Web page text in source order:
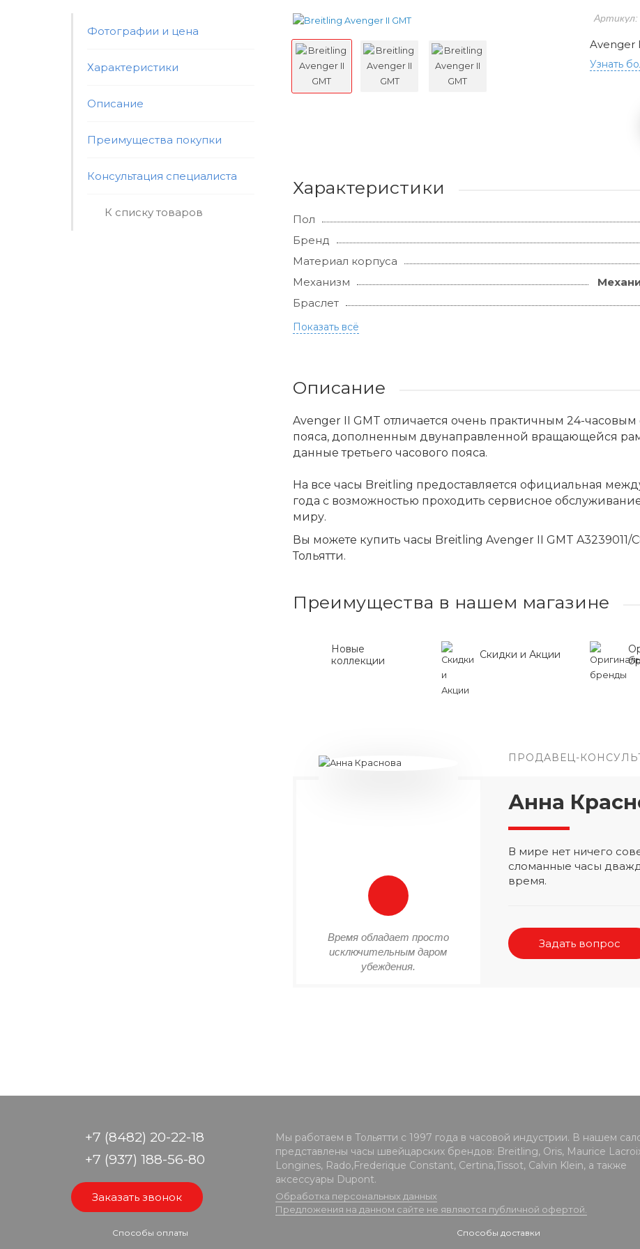
Фотографии и цена
Характеристики
Описание
Преимущества покупки
Консультация специалиста
К списку товаров
Артикул:
Avenger
Узнать
Характеристики
Пол
Бренд
Материал корпуса
Механизм
Браслет
Показать всё
Описание
Avenger II GMT отличается очень практичным 24-
пояса, дополненным двунаправленной вращающейся
данные третьего часового пояса.
На все часы Breitling предоставляется официальная
года с возможностью проходить сервисное
миру.
Вы можете купить часы Breitling Avenger II GMT A3239011/
Тольятти.
Преимущества в нашем магазине
Новые
коллекции
Скидки и Акции
ПРОДАВЕЦ-
Время обладает просто
исключительным даром
убеждения.
Анна
В мире нет ничего
сломанные часы
время.
Задать вопрос
+7 (8482) 20-22-18
+7 (937) 188-56-80
Заказать звонок
Мы работаем в Тольятти с 1997 года в часовой индустрии. В нашем
представлены часы швейцарских брендов: Breitling, Oris, Maurice
Longines, Rado,Frederique Constant, Certina,Tissot, Calvin Klein, а также
аксессуары Dupont.
Обработка персональных данных
Предложения на данном сайте не являются публичной офертой.
Способы оплаты Способы доставки